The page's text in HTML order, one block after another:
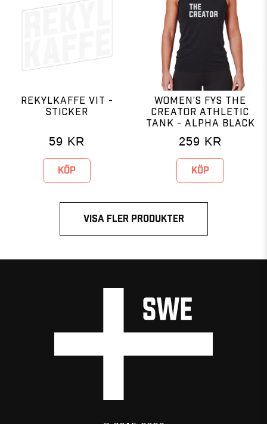
REKYLKAFFE VIT -
STICKER
59 KR
KÖP
WOMEN’S FYS THE
CREATOR ATHLETIC
TANK - ALPHA BLACK
259 KR
KÖP
VISA FLER PRODUKTER